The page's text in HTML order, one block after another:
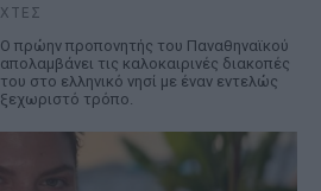
ΧΤΕΣ
Ο πρώην προπονητής του Παναθηναϊκού
απολαμβάνει τις καλοκαιρινές διακοπές
του στο ελληνικό νησί με έναν εντελώς
ξεχωριστό τρόπο.